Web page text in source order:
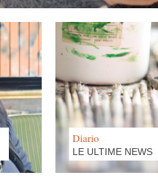
Diario
LE ULTIME NEWS